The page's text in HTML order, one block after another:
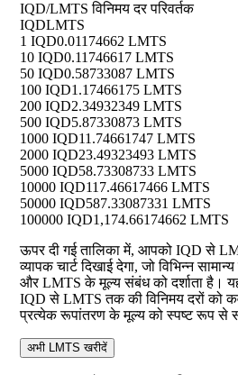
IQD/LMTS विनिमय दर परिवर्तक
IQDLMTS
1 IQD0.01174662 LMTS
10 IQD0.11746617 LMTS
50 IQD0.58733087 LMTS
100 IQD1.17466175 LMTS
200 IQD2.34932349 LMTS
500 IQD5.87330873 LMTS
1000 IQD11.74661747 LMTS
2000 IQD23.49323493 LMTS
5000 IQD58.73308733 LMTS
10000 IQD117.46617466 LMTS
50000 IQD587.33087331 LMTS
100000 IQD1,174.66174662 LMTS
ऊपर दी गई तालिका में, आपको IQD से
व्यापक चार्ट दिखाई देगा, जो विभिन्न
और LMTS के मूल्य संबंध को दर्शाता है।
IQD से LMTS तक की विनिमय दरों को
प्रत्येक रूपांतरण के मूल्य को स्पष्ट रूप
अभी LMTS खरीदें